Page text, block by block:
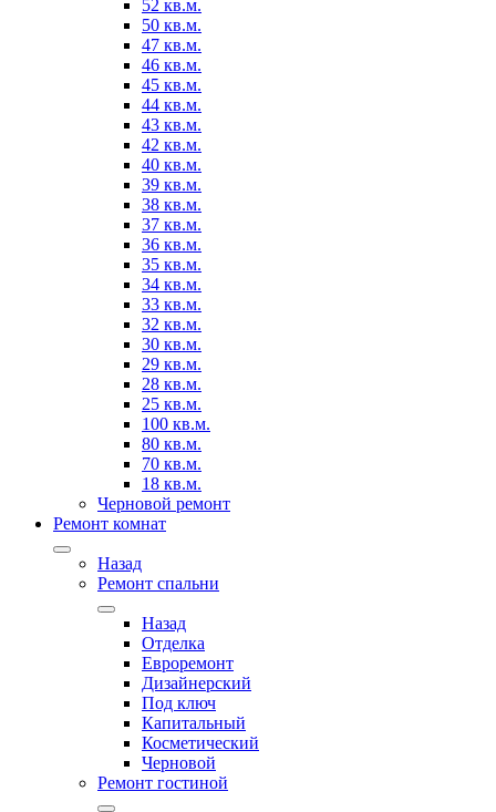
52 кв.м.
50 кв.м.
47 кв.м.
46 кв.м.
45 кв.м.
44 кв.м.
43 кв.м.
42 кв.м.
40 кв.м.
39 кв.м.
38 кв.м.
37 кв.м.
36 кв.м.
35 кв.м.
34 кв.м.
33 кв.м.
32 кв.м.
30 кв.м.
29 кв.м.
28 кв.м.
25 кв.м.
100 кв.м.
80 кв.м.
70 кв.м.
18 кв.м.
Черновой ремонт
Ремонт комнат
Назад
Ремонт спальни
Назад
Отделка
Евроремонт
Дизайнерский
Под ключ
Капитальный
Косметический
Черновой
Ремонт гостиной